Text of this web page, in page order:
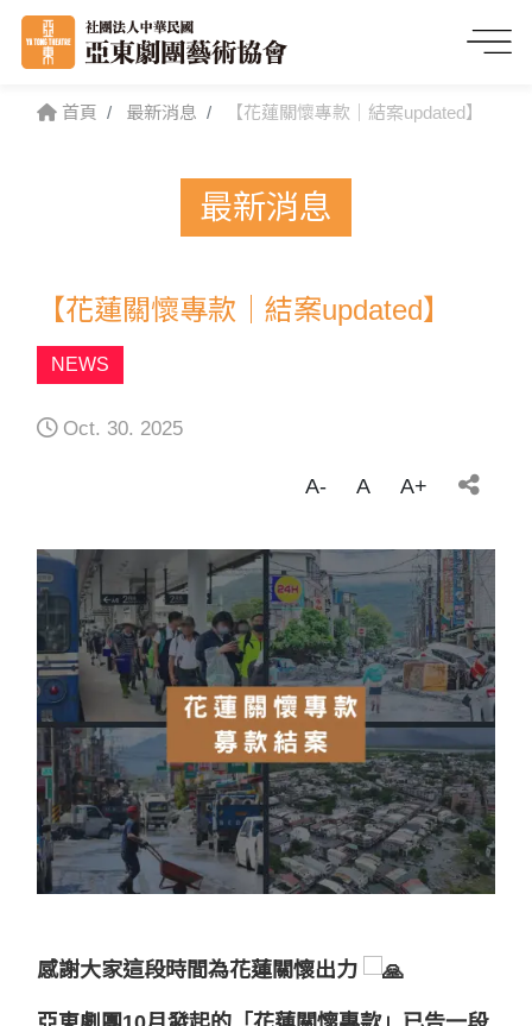
首頁 最新消息 【花蓮關懷專款｜結案updated】
最新消息
【花蓮關懷專款｜結案updated】
NEWS
Oct. 30. 2025
A- A A+
感謝大家這段時間為花蓮關懷出力